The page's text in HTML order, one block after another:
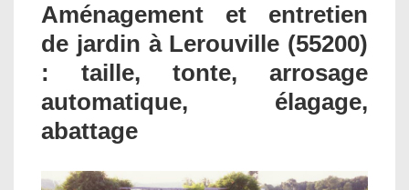
Aménagement et entretien
de jardin à Lerouville (55200)
: taille, tonte, arrosage
automatique, élagage,
abattage